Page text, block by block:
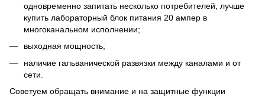
одновременно запитать несколько потребителей, лучше
купить лабораторный блок питания 20 ампер в
многоканальном исполнении;
выходная мощность;
наличие гальванической развязки между каналами и от
сети.
Советуем обращать внимание и на защитные функции